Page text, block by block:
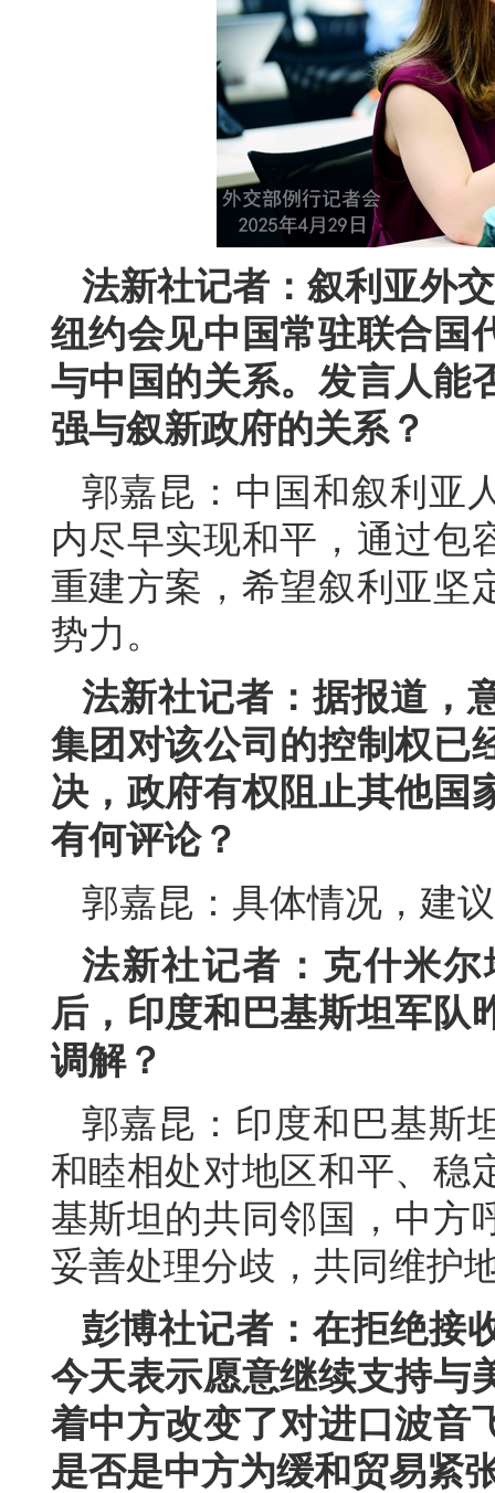
法新社记者：叙利亚外
纽约会见中国常驻联合国
与中国的关系。发言人能
强与叙新政府的关系？
郭嘉昆：中国和叙利亚
内尽早实现和平，通过包
重建方案，希望叙利亚坚
势力。
法新社记者：据报道，
集团对该公司的控制权已
决，政府有权阻止其他国
有何评论？
郭嘉昆：具体情况，建
法新社记者：克什米
后，印度和巴基斯坦军队
调解？
郭嘉昆：印度和巴基斯
和睦相处对地区和平、稳
基斯坦的共同邻国，中方
妥善处理分歧，共同维护
彭博社记者：在拒绝接
今天表示愿意继续支持与
着中方改变了对进口波音
是否是中方为缓和贸易紧